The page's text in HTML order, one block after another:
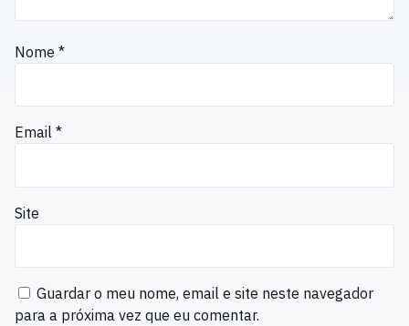
Nome *
Email *
Site
Guardar o meu nome, email e site neste navegador
para a próxima vez que eu comentar.